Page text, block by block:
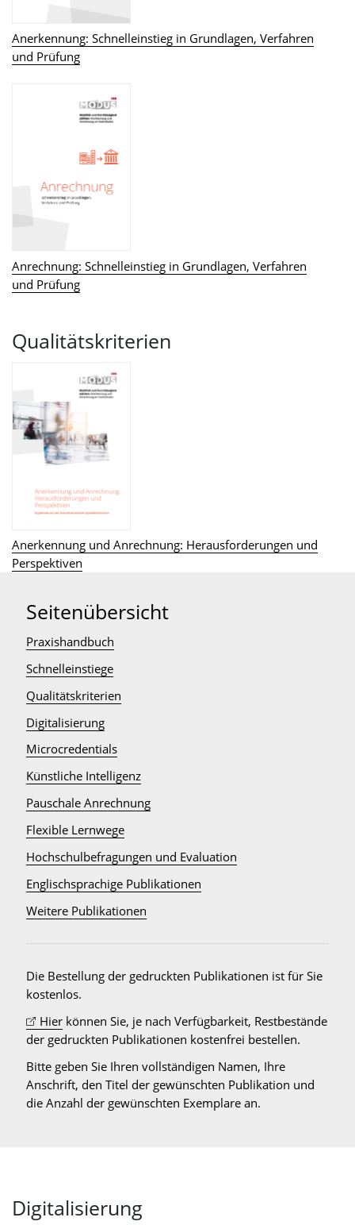
Anerkennung: Schnelleinstieg in Grundlagen, Verfahren
und Prüfung
Anrechnung: Schnelleinstieg in Grundlagen, Verfahren
und Prüfung
Qualitätskriterien
Anerkennung und Anrechnung: Herausforderungen und
Perspektiven
Seitenübersicht
Praxishandbuch
Schnelleinstiege
Qualitätskriterien
Digitalisierung
Microcredentials
Künstliche Intelligenz
Pauschale Anrechnung
Flexible Lernwege
Hochschulbefragungen und Evaluation
Englischsprachige Publikationen
Weitere Publikationen
Die Bestellung der gedruckten Publikationen ist für Sie
kostenlos.
Hier können Sie, je nach Verfügbarkeit, Restbestände
der gedruckten Publikationen kostenfrei bestellen.
Bitte geben Sie Ihren vollständigen Namen, Ihre
Anschrift, den Titel der gewünschten Publikation und
die Anzahl der gewünschten Exemplare an.
Digitalisierung